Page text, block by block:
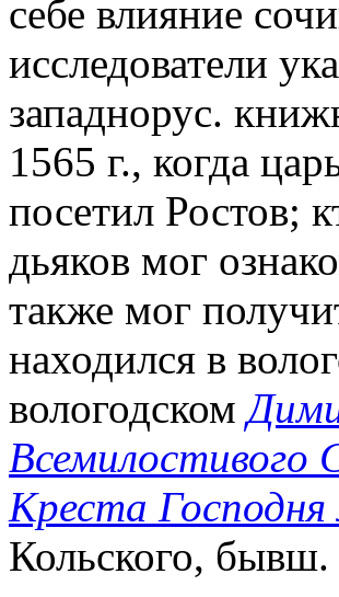
себе влияние
исследователи
западнорус.
1565 г., когда
посетил Ростов;
дьяков мог
также мог
находился в
вологодском
Всемилостивого
Креста
Кольского, бывш.